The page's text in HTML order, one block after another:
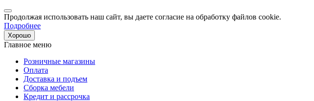
Продолжая использовать наш сайт, вы даете согласие на обработку файлов cookie.
Подробнее
Хорошо
Главное меню
Розничные магазины
Оплата
Доставка и подъем
Сборка мебели
Кредит и рассрочка